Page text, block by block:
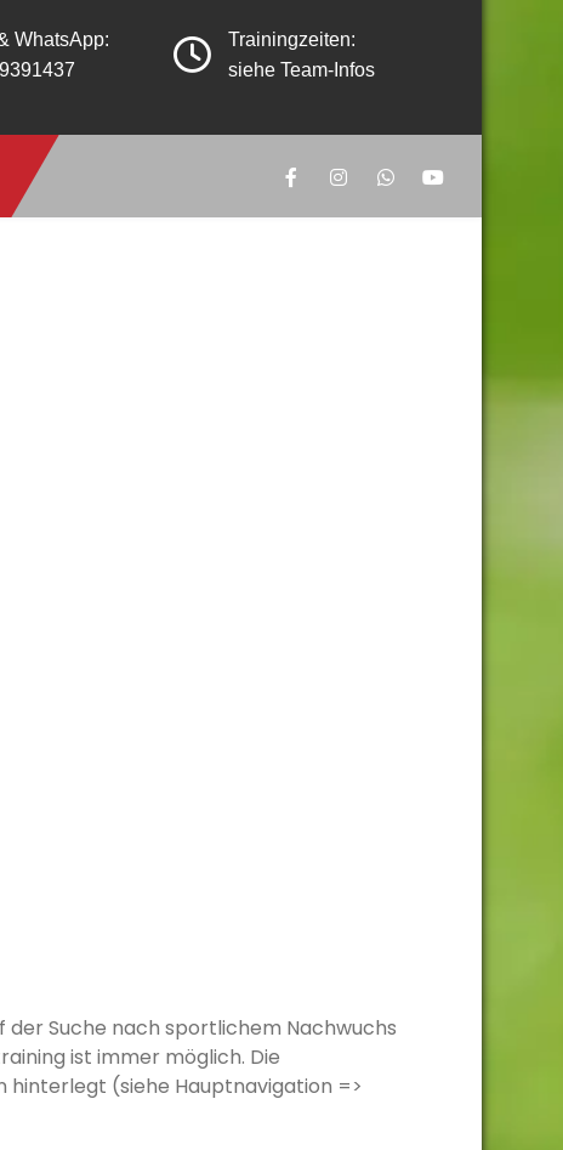
WhatsApp:
Trainingzeiten:
siehe Team-Infos
der Suche nach sportlichem Nachwuchs
ist immer möglich. Die
hinterlegt (siehe Hauptnavigation =>